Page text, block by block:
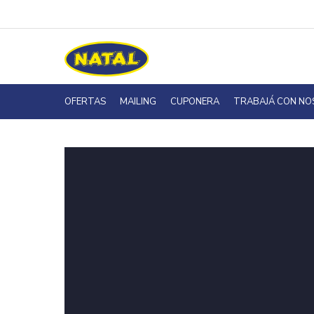
OFERTAS MAILING CUPONERA TRABAJÁ CON